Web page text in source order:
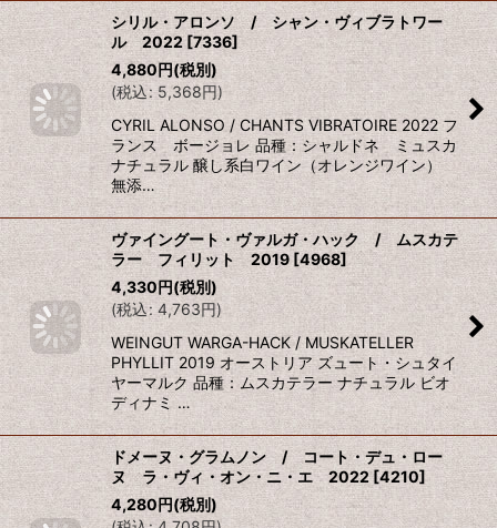
シリル・アロンソ / シャン・ヴィブラトワー
ル 2022 [7336]
4,880円(税別)
(税込: 5,368円)
CYRIL ALONSO / CHANTS VIBRATOIRE 2022 フ
ランス ボージョレ 品種：シャルドネ ミュスカ
ナチュラル 醸し系白ワイン（オレンジワイン）
無添…
ヴァイングート・ヴァルガ・ハック / ムスカテ
ラー フィリット 2019 [4968]
4,330円(税別)
(税込: 4,763円)
WEINGUT WARGA-HACK / MUSKATELLER
PHYLLIT 2019 オーストリア ズュート・シュタイ
ヤーマルク 品種：ムスカテラー ナチュラル ビオ
ディナミ …
ドメーヌ・グラムノン / コート・デュ・ロー
ヌ ラ・ヴィ・オン・ニ・エ 2022[4210]
4,280円(税別)